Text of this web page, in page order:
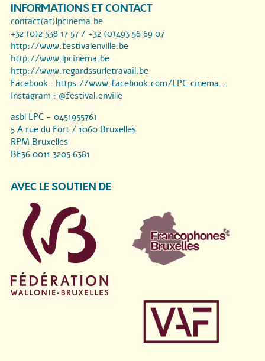
INFORMATIONS ET CONTACT
contact(at)lpcinema.be
+32 (0)2 538 17 57 / +32 (0)493 56 69 07
http://www.festivalenville.be
http://www.lpcinema.be
http://www.regardssurletravail.be
Facebook : https://www.facebook.com/LPC.cinema...
Instagram : @festival.enville
asbl LPC - 0451955761
5 A rue du Fort / 1060 Bruxelles
RPM Bruxelles
BE36 0011 3205 6381
AVEC LE SOUTIEN DE